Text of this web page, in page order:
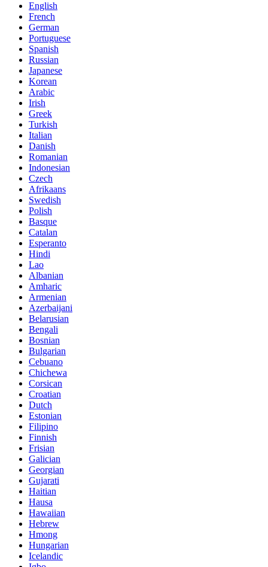
English
French
German
Portuguese
Spanish
Russian
Japanese
Korean
Arabic
Irish
Greek
Turkish
Italian
Danish
Romanian
Indonesian
Czech
Afrikaans
Swedish
Polish
Basque
Catalan
Esperanto
Hindi
Lao
Albanian
Amharic
Armenian
Azerbaijani
Belarusian
Bengali
Bosnian
Bulgarian
Cebuano
Chichewa
Corsican
Croatian
Dutch
Estonian
Filipino
Finnish
Frisian
Galician
Georgian
Gujarati
Haitian
Hausa
Hawaiian
Hebrew
Hmong
Hungarian
Icelandic